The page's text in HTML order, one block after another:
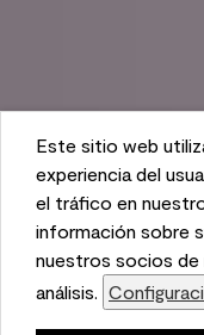
This website uses
and to analyze
We also share
with our social
partners. Cookie
Este sitio web
experiencia del
el tráfico en
información sobre
nuestros socios de
análisis.